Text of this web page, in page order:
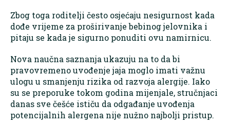
Zbog toga roditelji često osjećaju nesigurnost kada
dođe vrijeme za proširivanje bebinog jelovnika i
pitaju se kada je sigurno ponuditi ovu namirnicu.
Nova naučna saznanja ukazuju na to da bi
pravovremeno uvođenje jaja moglo imati važnu
ulogu u smanjenju rizika od razvoja alergije. Iako
su se preporuke tokom godina mijenjale, stručnjaci
danas sve češće ističu da odgađanje uvođenja
potencijalnih alergena nije nužno najbolji pristup.